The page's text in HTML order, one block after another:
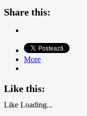
Share this:
More
Like this:
Like Loading...